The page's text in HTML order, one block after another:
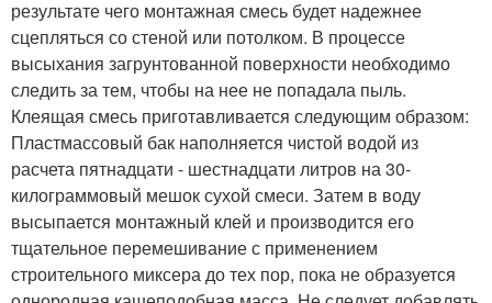
результате чего монтажная смесь будет надежнее
сцепляться со стеной или потолком. В процессе
высыхания загрунтованной поверхности необходимо
следить за тем, чтобы на нее не попадала пыль.
Клеящая смесь приготавливается следующим образом:
Пластмассовый бак наполняется чистой водой из
расчета пятнадцати - шестнадцати литров на 30-
килограммовый мешок сухой смеси. Затем в воду
высыпается монтажный клей и производится его
тщательное перемешивание с применением
строительного миксера до тех пор, пока не образуется